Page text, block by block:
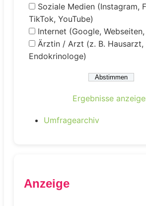
Soziale Medien (Instagram,
TikTok, YouTube)
Internet (Google,
Ärztin / Arzt (z. B. Hausarzt,
Endokrinologe)
Ergebnisse
Umfragearchiv
Anzeige